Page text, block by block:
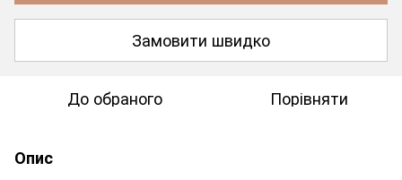
Замовити швидко
До обраного Порівняти
Опис